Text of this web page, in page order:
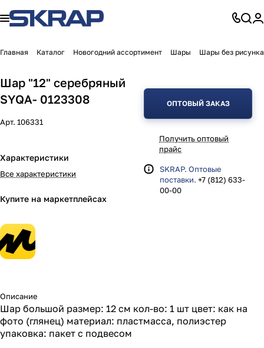
Главная Каталог Новогодний ассортимент Шары Шары без рисунка
Шар "12" серебряный
SYQA- 0123308
Арт. 106331
Характеристики
Все характеристики
Купите на маркетплейсах
ОПТОВЫЙ ЗАКАЗ
Получить оптовый
прайс
SKRAP. Оптовые
поставки. +7 (812) 633-
00-00
Описание
Шар большой размер: 12 см кол-во: 1 шт цвет: как на
фото (глянец) материал: пластмасса, полиэстер
упаковка: пакет с подвесом